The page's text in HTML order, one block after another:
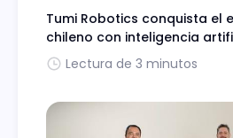
Tumi Robotics conquista el
chileno con inteligencia
Lectura de 3 minutos